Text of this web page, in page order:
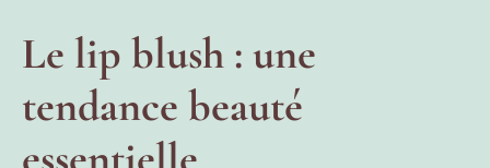
Le lip blush : une
tendance beauté